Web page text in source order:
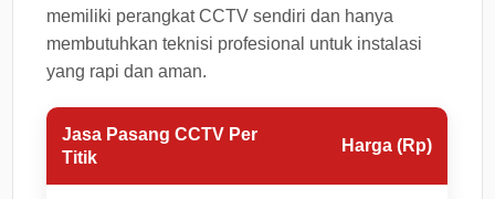
memiliki perangkat CCTV sendiri dan hanya
membutuhkan teknisi profesional untuk instalasi
yang rapi dan aman.
Jasa Pasang CCTV Per
Titik
Harga (Rp)